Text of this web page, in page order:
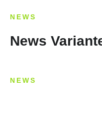
NEWS
News
NEWS